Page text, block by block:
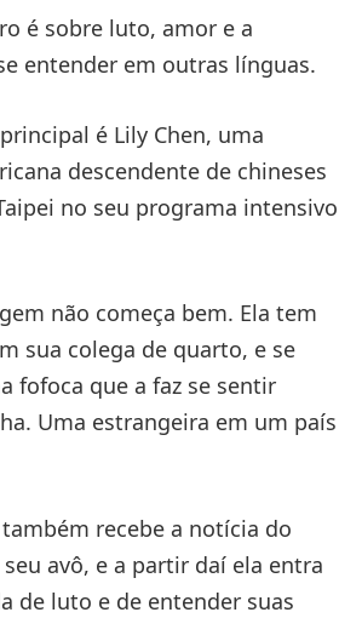
é sobre luto, amor e a
entender em outras línguas.
é Lily Chen, uma
descendente de chineses
no seu programa intensivo
não começa bem. Ela tem
sua colega de quarto, e se
fofoca que a faz se sentir
Uma estrangeira em um país
recebe a notícia do
avô, e a partir daí ela entra
de luto e de entender suas